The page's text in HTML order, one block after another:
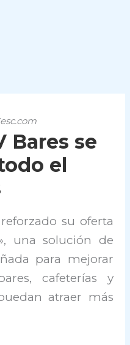
Bares se
el
su oferta
una solución de
para mejorar
cafeterías y
atraer más